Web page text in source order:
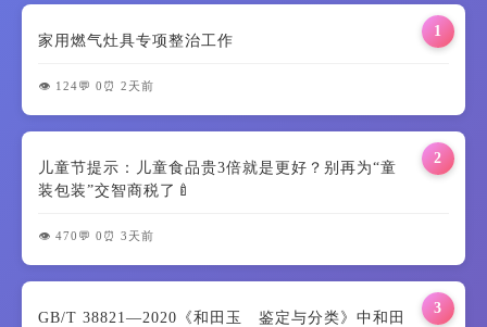
1
家用燃气灶具专项整治工作
👁️ 124💬 0 ⏰ 2天前
2
儿童节提示：儿童食品贵3倍就是更好？别再为“童
装包装”交智商税了🍼
👁️ 470 💬 0 ⏰ 3天前
3
GB/T 38821—2020《和田玉 鉴定与分类》中和田